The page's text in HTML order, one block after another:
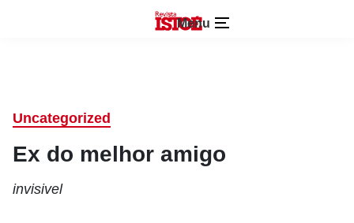
Menu
Uncategorized
Ex do melhor amigo
invisivel